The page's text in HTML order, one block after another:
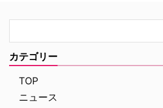
く。人種間の対立を煽って全国的
な名声を得た …
ー
ク
すへ
カテゴリー
TOP
ニュース